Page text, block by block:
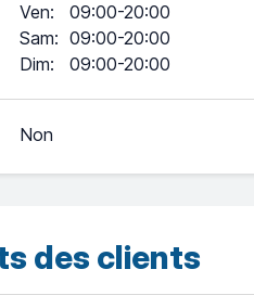
Ven:
09:00-20:00
Sam: 09:00-20:00
Dim: 09:00-20:00
Non
des clients